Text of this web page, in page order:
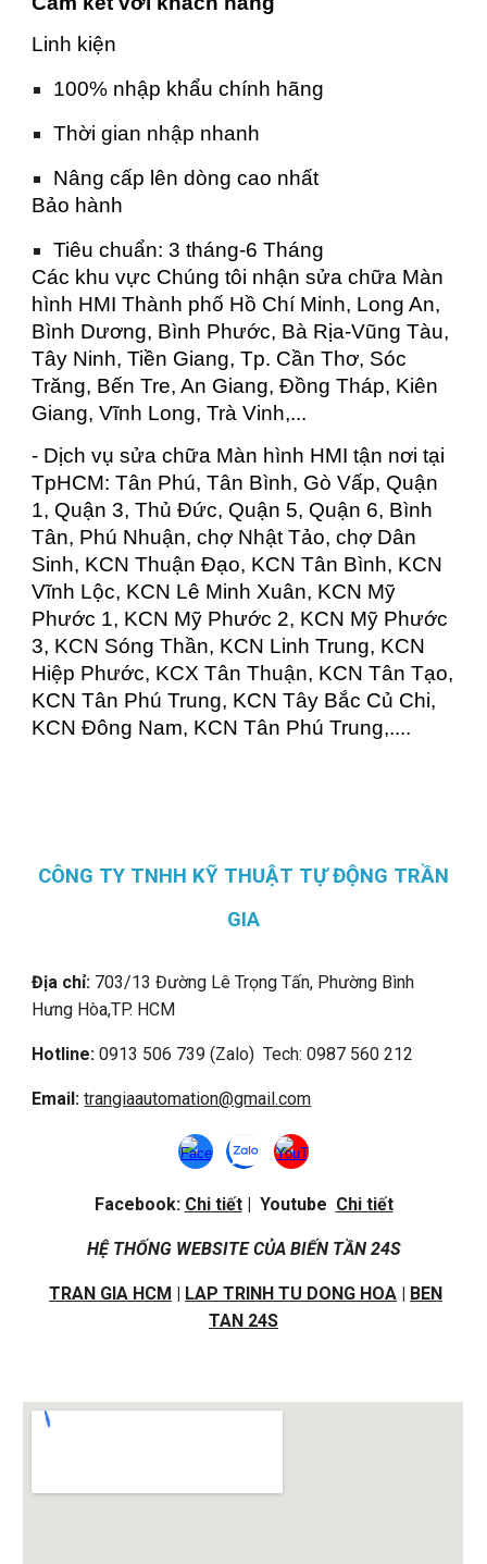
Linh kiện
100% nhập khẩu chính hãng
Thời gian nhập nhanh
Nâng cấp lên dòng cao nhất
Bảo hành
Tiêu chuẩn: 3 tháng-6 Tháng
Các khu vực Chúng tôi nhận sửa chữa Màn
hình HMI Thành phố Hồ Chí Minh, Long An,
Bình Dương, Bình Phước, Bà Rịa-Vũng Tàu,
Tây Ninh, Tiền Giang, Tp. Cần Thơ, Sóc
Trăng, Bến Tre, An Giang, Đồng Tháp, Kiên
Giang, Vĩnh Long, Trà Vinh,...
- Dịch vụ sửa chữa Màn hình HMI tận nơi tại
TpHCM: Tân Phú, Tân Bình, Gò Vấp, Quận
1, Quận 3, Thủ Đức, Quận 5, Quận 6, Bình
Tân, Phú Nhuận, chợ Nhật Tảo, chợ Dân
Sinh, KCN Thuận Đạo, KCN Tân Bình, KCN
Vĩnh Lộc, KCN Lê Minh Xuân, KCN Mỹ
Phước 1, KCN Mỹ Phước 2, KCN Mỹ Phước
3, KCN Sóng Thần, KCN Linh Trung, KCN
Hiệp Phước, KCX Tân Thuận, KCN Tân Tạo,
KCN Tân Phú Trung, KCN Tây Bắc Củ Chi,
KCN Đông Nam, KCN Tân Phú Trung,....
CÔNG TY TNHH KỸ THUẬT TỰ ĐỘNG TRẦN
GIA
Địa chỉ: 703/13 Đường Lê Trọng Tấn, Phường Bình
Hưng Hòa,TP. HCM
Hotline: 0913 506 739 (Zalo) Tech: 0987 560 212
Email:trangiaautomation@gmail.com
Facebook: Chi tiết| Youtube Chi tiết
HỆ THỐNG WEBSITE CỦA BIẾN TẦN 24S
TRAN GIA HCM | LAP TRINH TU DONG HOA | BEN
TAN 24S